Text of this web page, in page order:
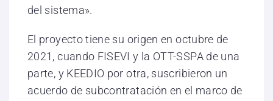
del sistema».
El proyecto tiene su origen en octubre de
2021, cuando FISEVI y la OTT-SSPA de una
parte, y KEEDIO por otra, suscribieron un
acuerdo de subcontratación en el marco de